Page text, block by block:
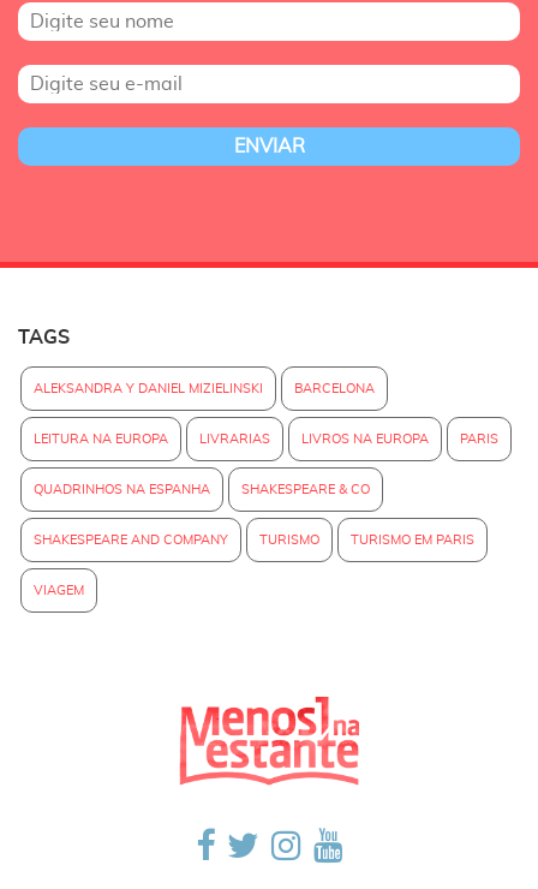
TAGS
ALEKSANDRA Y DANIEL MIZIELINSKI BARCELONA
LEITURA NA EUROPA LIVRARIAS LIVROS NA EUROPA PARIS
QUADRINHOS NA ESPANHA SHAKESPEARE & CO
SHAKESPEARE AND COMPANY TURISMO TURISMO EM PARIS
VIAGEM